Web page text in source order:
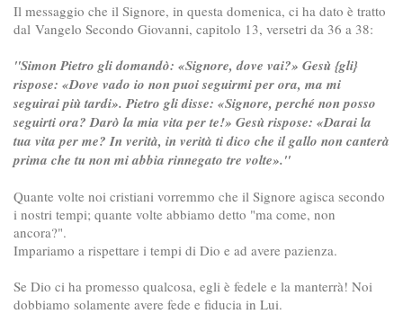
Il messaggio che il Signore, in questa domenica, ci ha dato è tratto
dal Vangelo Secondo Giovanni, capitolo 13, versetri da 36 a 38:
"Simon Pietro gli domandò: «Signore, dove vai?» Gesù {gli}
rispose: «Dove vado io non puoi seguirmi per ora, ma mi
seguirai più tardi». Pietro gli disse: «Signore, perché non posso
seguirti ora? Darò la mia vita per te!» Gesù rispose: «Darai la
tua vita per me? In verità, in verità ti dico che il gallo non canterà
prima che tu non mi abbia rinnegato tre volte»."
Quante volte noi cristiani vorremmo che il Signore agisca secondo
i nostri tempi; quante volte abbiamo detto "ma come, non
ancora?".
Impariamo a rispettare i tempi di Dio e ad avere pazienza.
Se Dio ci ha promesso qualcosa, egli è fedele e la manterrà! Noi
dobbiamo solamente avere fede e fiducia in Lui.